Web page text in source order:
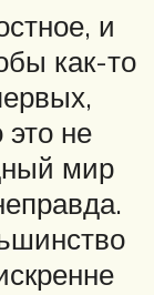
и
как-то
это не
мир